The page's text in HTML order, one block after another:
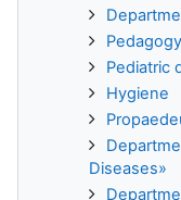
Pediatric
Hygiene
Diseases»